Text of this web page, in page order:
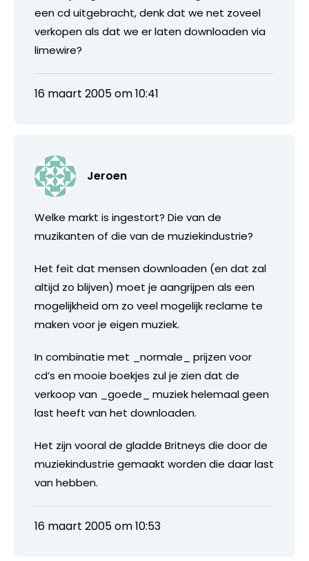
een cd uitgebracht, denk dat we net zoveel
verkopen als dat we er laten downloaden via
limewire?
16 maart 2005 om 10:41
Jeroen
Welke markt is ingestort? Die van de
muzikanten of die van de muziekindustrie?
Het feit dat mensen downloaden (en dat zal
altijd zo blijven) moet je aangrijpen als een
mogelijkheid om zo veel mogelijk reclame te
maken voor je eigen muziek.
In combinatie met _normale_ prijzen voor
cd’s en mooie boekjes zul je zien dat de
verkoop van _goede_ muziek helemaal geen
last heeft van het downloaden.
Het zijn vooral de gladde Britneys die door de
muziekindustrie gemaakt worden die daar last
van hebben.
16 maart 2005 om 10:53